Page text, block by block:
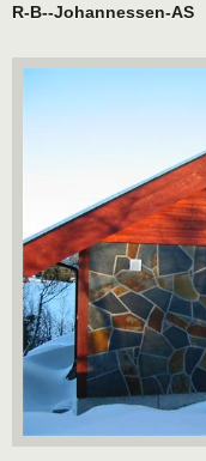
R-B--Johannessen-AS